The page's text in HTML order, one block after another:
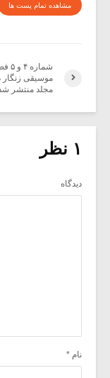
مشاهده تمام پست ها
شماره
موسیقى زنگار
مجلد منتشر
۱ نظر
دیدگاه
نام *